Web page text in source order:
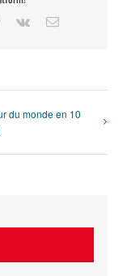
Pinterest
Vk Email
du monde en 10